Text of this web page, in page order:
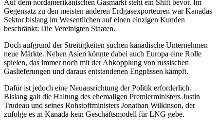
Auf dem nordamerikanischen Gasmarkt steht ein Shift bevor. Im
Gegensatz zu den meisten anderen Erdgasexporteuren war Kanadas
Sektor bislang im Wesentlichen auf einen einzigen Kunden
beschränkt: Die Vereinigten Staaten.
Doch aufgrund der Streitigkeiten suchen kanadische Unternehmen
neue Märkte. Neben Asien könnte dabei auch Europa eine Rolle
spielen, das immer noch mit der Abkopplung von russischen
Gaslieferungen und daraus entstandenen Engpässen kämpft.
Dafür ist jedoch eine Neuausrichtung der Politik erforderlich.
Bislang galt die Haltung des ehemaligen Premierministers Justin
Trudeau und seines Rohstoffministers Jonathan Wilkinson, der
zufolge es in Kanada kein Geschäftsmodell für LNG gebe.